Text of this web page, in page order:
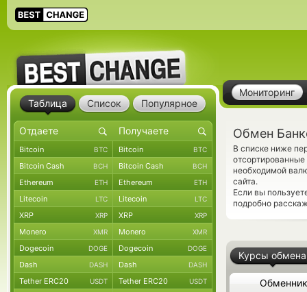
Мониторинг
Обмен
В списке ниже
необходимой
сайта.
Если вы
подробно
Курсы обмена
Обменник
Таблица Список Популярное
Bitcoin BTC Bitcoin BTC
Bitcoin Cash BCH Bitcoin Cash BCH
Ethereum ETH Ethereum ETH
Litecoin LTC Litecoin LTC
XRP XRP XRP XRP
Monero XMR Monero XMR
Dogecoin DOGE Dogecoin DOGE
Dash DASH Dash DASH
Tether ERC20 USDT Tether ERC20 USDT